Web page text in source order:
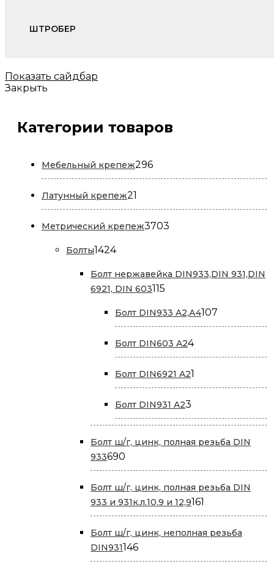
ШТРОБЕР
Показать сайдбар
Закрыть
Категории товаров
Мебельный крепеж296296
товаров
Латунный крепеж21
товар
Метрический крепеж3703
Болты14241424
Болт нержавейка DIN933,DIN 931,DIN
6921, DIN 603115
Болт DIN933 A2,А4107
товаров
Болт DIN603 A244
товара
Болт DIN6921 A21
товар
Болт DIN931 A23
товара
Болт ш/г, цинк, полная резьба DIN
933690
товаров
Болт ш/г, цинк, полная резьба DIN
933 и 931к.л.10.9 и 12,9161
товар
Болт ш/г, цинк, неполная резьба
DIN931146146
товаров